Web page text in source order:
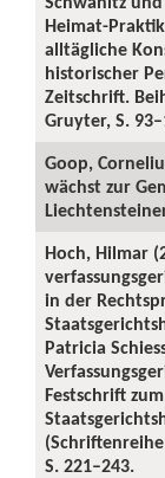
Heimat-
alltägliche
historischer
Zeitschrift.
Gruyter, S.
Goop,
wächst zur
Hoch, Hilmar
in der
Patricia
Festschrift
S. 221–243.